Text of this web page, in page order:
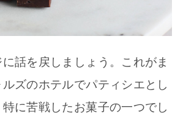
話を戻しましょう。これがま
ズのホテルでパティシエとし
に苦戦したお菓子の一つでし